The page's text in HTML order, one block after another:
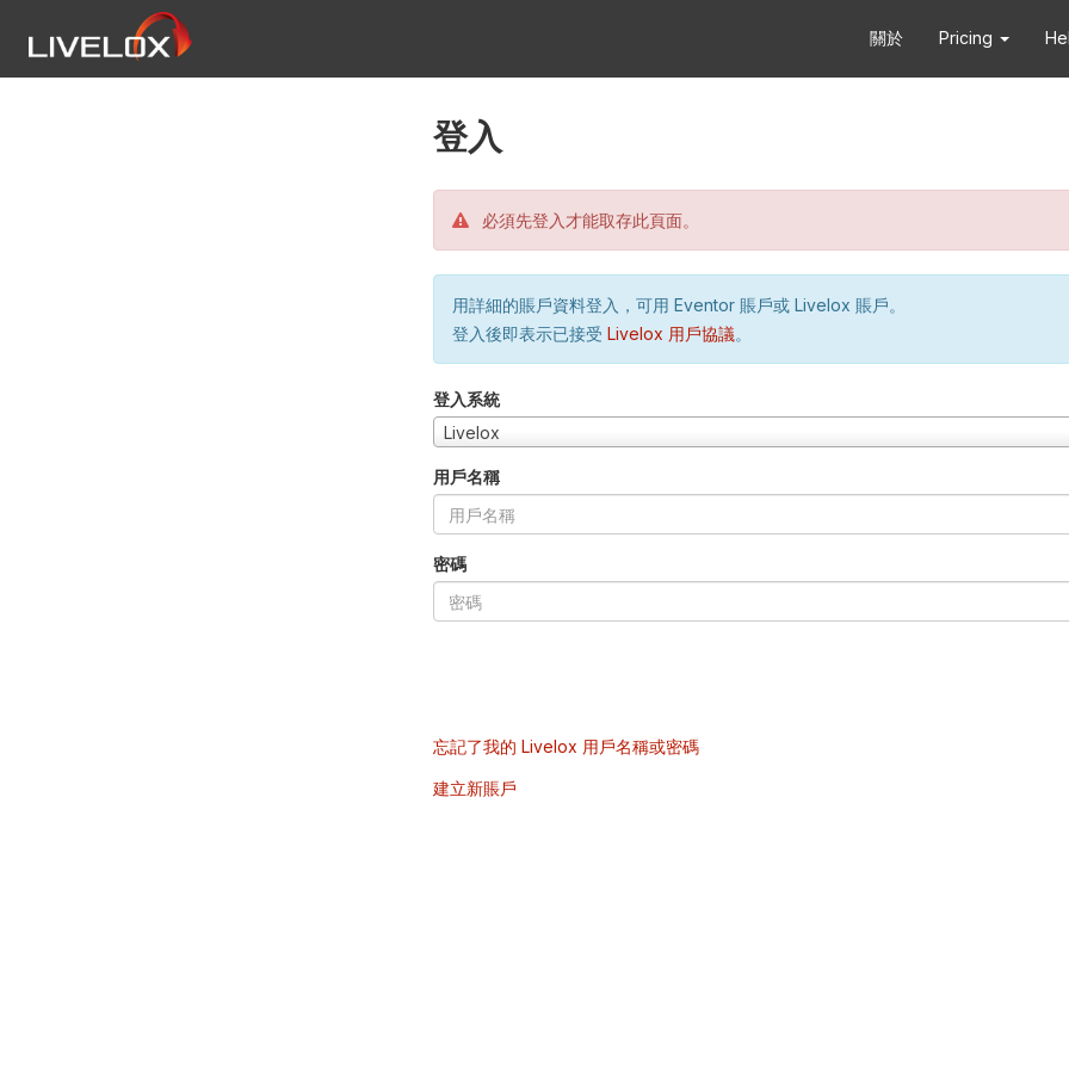
關於 Pricing
登入
必須先登入才能取存此頁面。
用詳細的賬戶資料登入，可用 Eventor 賬戶或 Livelox 賬戶。
登入後即表示已接受 Livelox 用戶協議。
登入系統
Livelox
用戶名稱
密碼
忘記了我的 Livelox 用戶名稱或密碼
建立新賬戶